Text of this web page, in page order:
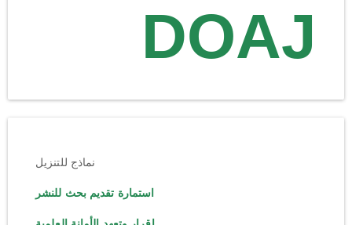
DOAJ
نماذج للتنزيل
استمارة تقديم بحث للنشر